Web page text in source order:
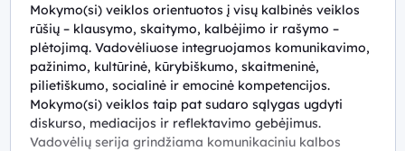
Mokymo(si) veiklos orientuotos į visų kalbinės veiklos
rūšių – klausymo, skaitymo, kalbėjimo ir rašymo –
plėtojimą. Vadovėliuose integruojamos komunikavimo,
pažinimo, kultūrinė, kūrybiškumo, skaitmeninė,
pilietiškumo, socialinė ir emocinė kompetencijos.
Mokymo(si) veiklos taip pat sudaro sąlygas ugdyti
diskurso, mediacijos ir reflektavimo gebėjimus.
Vadovėlių serija grindžiama komunikaciniu kalbos